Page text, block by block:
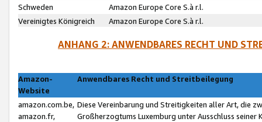
Schweden
Amazon Europe Core S.à r.l.
Vereinigtes Königreich
Amazon Europe Core S.à r.l.
ANHANG 2: ANWENDBARES RECHT UND
Amazon-
Website
Anwendbares Recht und Streitbeilegung
amazon.com.be,
amazon.fr,
Diese Vereinbarung und Streitigkeiten aller Art, die
Großherzogtums Luxemburg unter Ausschluss